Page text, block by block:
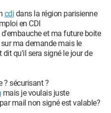
cdi dans la région parisienne
en CDI
et ma future boite
sur ma demande mais le
qu'il sera signé le jour de
? sécurisant ?
mais je voulais juste
mail non signé est valable?